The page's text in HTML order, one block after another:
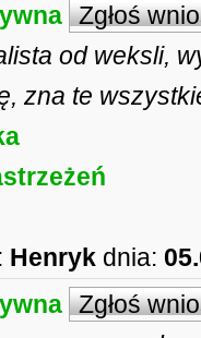
Zgłoś
od weksli,
zna te
Henryk dnia:
Zgłoś